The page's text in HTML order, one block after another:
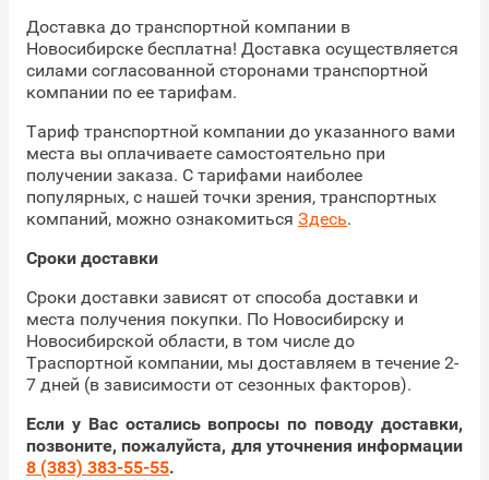
Доставка до транспортной компании в
Новосибирске бесплатна! Доставка осуществляется
силами согласованной сторонами транспортной
компании по ее тарифам.
Тариф транспортной компании до указанного вами
места вы оплачиваете самостоятельно при
получении заказа. С тарифами наиболее
популярных, с нашей точки зрения, транспортных
компаний, можно ознакомиться Здесь.
Сроки доставки
Сроки доставки зависят от способа доставки и
места получения покупки. По Новосибирску и
Новосибирской области, в том числе до
Траспортной компании, мы доставляем в течение 2-
7 дней (в зависимости от сезонных факторов).
Если у Вас остались вопросы по поводу доставки,
позвоните, пожалуйста, для уточнения информации
8 (383) 383-55-55.